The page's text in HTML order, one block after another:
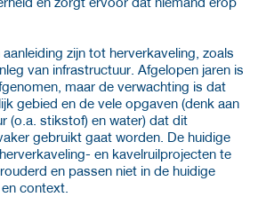
zijn tot herverkaveling, zoals
van infrastructuur. Afgelopen jaren is
maar de verwachting is dat
gebied en de vele opgaven (denk aan
(o.a. stikstof) en water) dat dit
gebruikt gaat worden. De huidige
en kavelruilprojecten te
en passen niet in de huidige
context.